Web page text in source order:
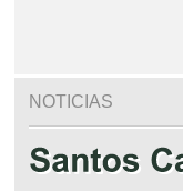
NOTICIAS